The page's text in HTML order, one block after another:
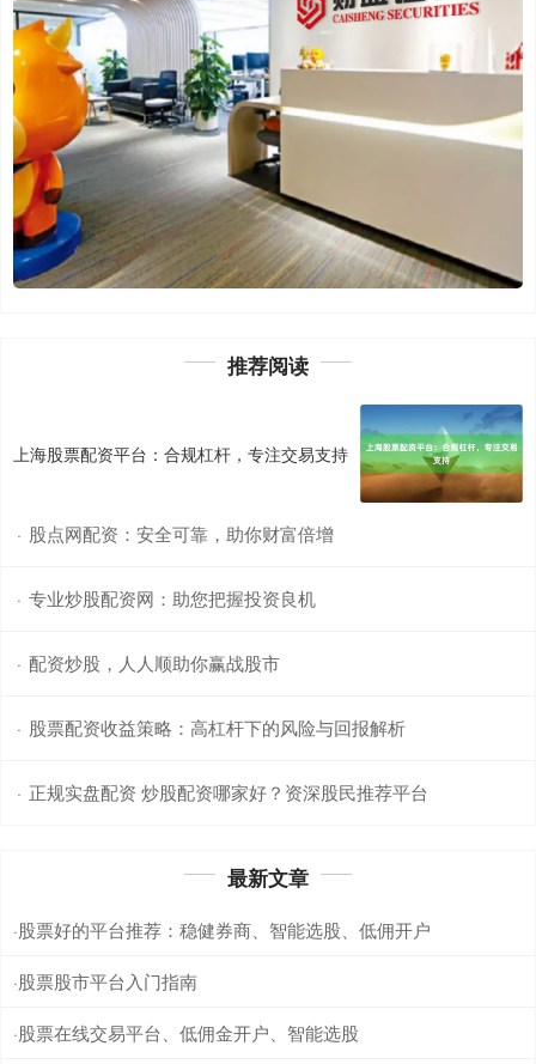
推荐阅读
上海股票配资平台：合规杠杆，专注交易支持
· 股点网配资：安全可靠，助你财富倍增
· 专业炒股配资网：助您把握投资良机
· 配资炒股，人人顺助你赢战股市
· 股票配资收益策略：高杠杆下的风险与回报解析
· 正规实盘配资 炒股配资哪家好？资深股民推荐平台
最新文章
·股票好的平台推荐：稳健券商、智能选股、低佣开户
·股票股市平台入门指南
·股票在线交易平台、低佣金开户、智能选股